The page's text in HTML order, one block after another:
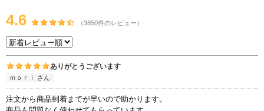
4.6 （3850件のレビュー）
ありがとうございます
ｍｏｒｉ さん
注文から商品到着までが早いので助かります。